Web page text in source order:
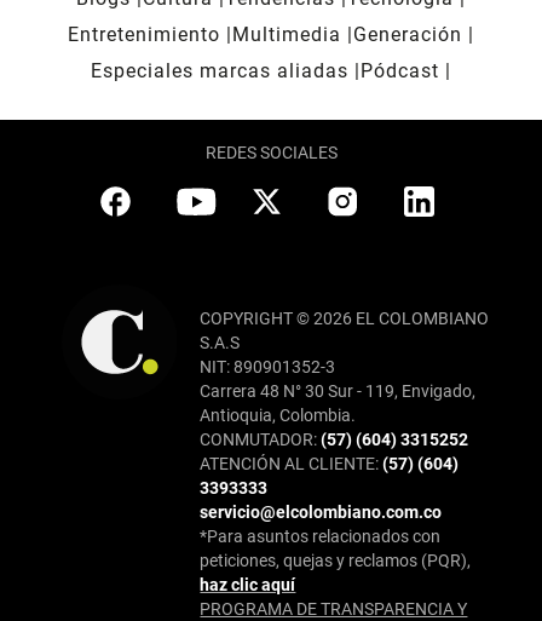
Entretenimiento
Multimedia
Generación
Especiales marcas aliadas
Pódcast
REDES SOCIALES
COPYRIGHT © 2026 EL COLOMBIANO
S.A.S
NIT: 890901352-3
Carrera 48 N° 30 Sur - 119, Envigado,
Antioquia, Colombia.
CONMUTADOR:(57) (604) 3315252
ATENCIÓN AL CLIENTE:(57) (604)
3393333
servicio@elcolombiano.com.co
*Para asuntos relacionados con
peticiones, quejas y reclamos (PQR),
haz clic aquí
PROGRAMA DE TRANSPARENCIA Y